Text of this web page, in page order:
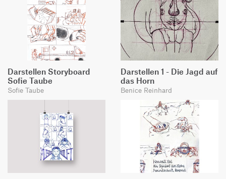
Darstellen Storyboard
Sofie Taube
Sofie Taube
Darstellen 1 - Die Jagd auf
das Horn
Benice Reinhard